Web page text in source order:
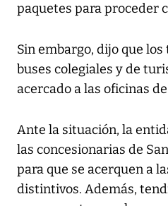
paquetes para proceder
Sin embargo, dijo que
buses colegiales y de
acercado a las oficinas
Ante la situación, la
las concesionarias de
para que se acerquen a
distintivos. Además,